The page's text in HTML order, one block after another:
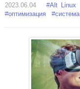
2023.06.04
#Alt Linux
#оптимизация #система